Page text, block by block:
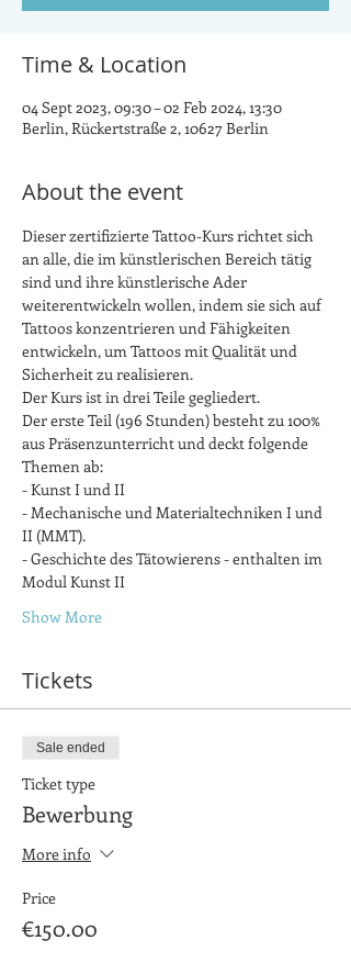
Time & Location
04 Sept 2023, 09:30 – 02 Feb 2024, 13:30
Berlin, Rückertstraße 2, 10627 Berlin
About the event
Dieser zertifizierte Tattoo-Kurs richtet sich
an alle, die im künstlerischen Bereich tätig
sind und ihre künstlerische Ader
weiterentwickeln wollen, indem sie sich auf
Tattoos konzentrieren und Fähigkeiten
entwickeln, um Tattoos mit Qualität und
Sicherheit zu realisieren.
Der Kurs ist in drei Teile gegliedert.
Der erste Teil (196 Stunden) besteht zu 100%
aus Präsenzunterricht und deckt folgende
Themen ab:
- Kunst I und II
- Mechanische und Materialtechniken I und
II (MMT).
- Geschichte des Tätowierens - enthalten im
Modul Kunst II
Show More
Tickets
Sale ended
Ticket type
Bewerbung
More info
Price
€150.00